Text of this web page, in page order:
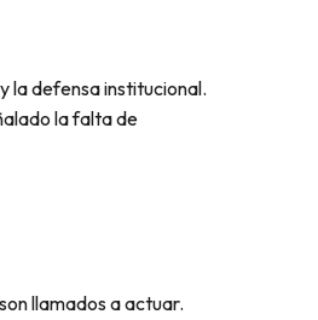
la defensa institucional.
la falta de
son llamados a actuar.